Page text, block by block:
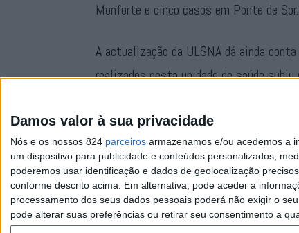
Damos valor à sua privacidade
Nós e os nossos 824 parceiros armazenamos e/ou acedemos a
um dispositivo para publicidade e conteúdos personalizados,
poderemos usar identificação e dados de geolocalização
conforme descrito acima. Em alternativa, pode aceder a
processamento dos seus dados pessoais poderá não exigir o
pode alterar suas preferências ou retirar seu consentimento a
Monforte e cinco casos em Ponte de Sor.
A actualização da ULSNA dá ainda
realizados nesta unidade de saúde
internadas desceu para três, o que